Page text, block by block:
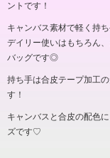
ントです！
キャンバス素材で軽く持
デイリー使いはもちろん
バッグです◎
持ち手は合皮テープ加工
す！
キャンバスと合皮の配色
ズです♡